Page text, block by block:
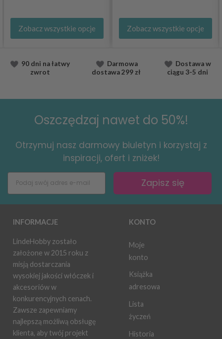
Zobacz wszystkie opcje Zobacz wszystkie opcje
90 dni na łatwy
zwrot
Darmowa
dostawa299 zł
Dostawaw
ciągu 3-5 dni
Oszczędzaj nawet do 50%!
Otrzymuj nasz darmowy biuletyn i korzystaj z
inspiracji, ofert i zniżek!
Zapisz się
INFORMACJE
LindeHobby zostało
założone w 2015 roku z
misją dostarczania
wysokiej jakości włóczek i
akcesoriów w
konkurencyjnych cenach.
Zawsze zapewniamy
najlepszą możliwą obsługę
klienta, aby twój projekt
KONTO
Moje
konto
Książka
adresowa
Lista
życzeń
Historia